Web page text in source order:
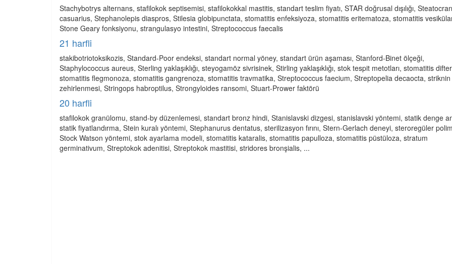
Stachybotrys alternans, stafilokok septisemisi, stafilokokkal mastitis, standart teslim fiyatı, STAR doğrusal dışılığı,
casuarius, Stephanolepis diaspros, Stilesia globipunctata, stomatitis enfeksiyoza, stomatitis eritematoza, stomatitis
Stone Geary fonksiyonu, strangulasyo intestini, Streptococcus faecalis
21 harfli
stakibotriotoksikozis, Standard-Poor endeksi, standart normal yöney, standart ürün aşaması, Stanford-Binet ölçeği,
Staphylococcus aureus, Sterling yaklaşıklığı, steyogamöz sivrisinek, Stirling yaklaşıklığı, stok tespit metotları, stomatitis
stomatitis flegmonoza, stomatitis gangrenoza, stomatitis travmatika, Streptococcus faecium, Streptopelia decaocta, striknin
zehirlenmesi, Stringops habroptilus, Strongyloides ransomi, Stuart-Prower faktörü
20 harfli
stafilokok granülomu, stand-by düzenlemesi, standart bronz hindi, Stanislavski dizgesi, stanislavski yöntemi, statik denge
statik fiyatlandırma, Stein kuralı yöntemi, Stephanurus dentatus, sterilizasyon fırını, Stern-Gerlach deneyi, steroregüler
Stock Watson yöntemi, stok ayarlama modeli, stomatitis kataralis, stomatitis papulloza, stomatitis püstüloza, stratum
germinativum, Streptokok adenitisi, Streptokok mastitisi, stridores bronşialis, ...